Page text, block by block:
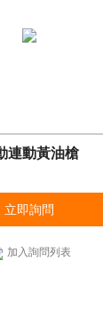
連動黃油槍
立即詢問
加入詢問列表